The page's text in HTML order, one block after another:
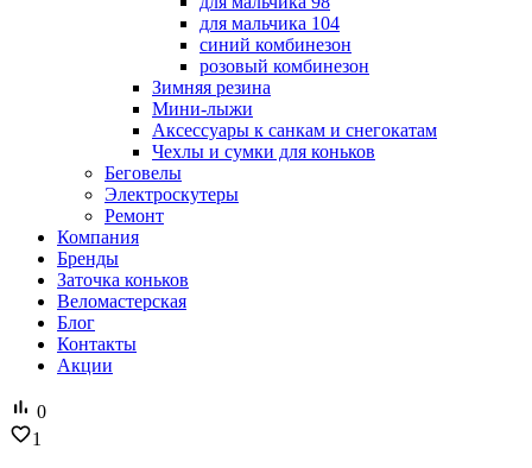
для мальчика 104
синий комбинезон
розовый комбинезон
Зимняя резина
Мини-лыжи
Аксессуары к санкам и снегокатам
Чехлы и сумки для коньков
Беговелы
Электроскутеры
Ремонт
Компания
Бренды
Заточка коньков
Веломастерская
Блог
Контакты
Акции
0
1